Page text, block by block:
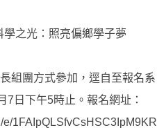
學之光：照亮偏鄉學子夢
組團方式參加，逕自至報名系
7日下午5時止。報名網址：
e/